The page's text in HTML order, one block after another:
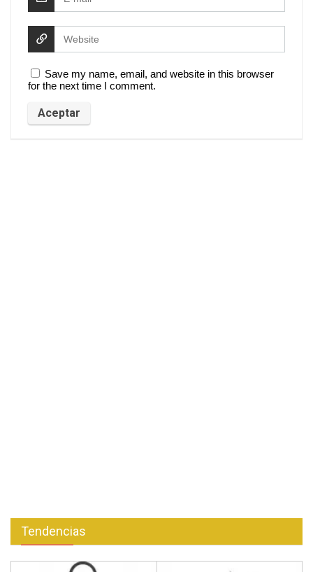
Save my name, email, and website in this browser
for the next time I comment.
Tendencias